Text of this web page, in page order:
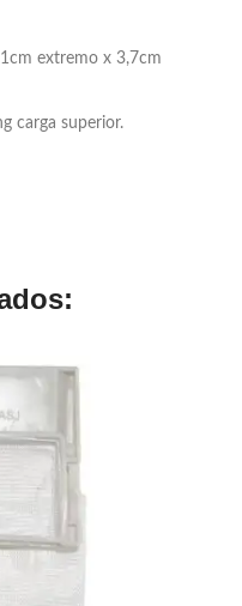
extremo x 3,7cm
carga superior.